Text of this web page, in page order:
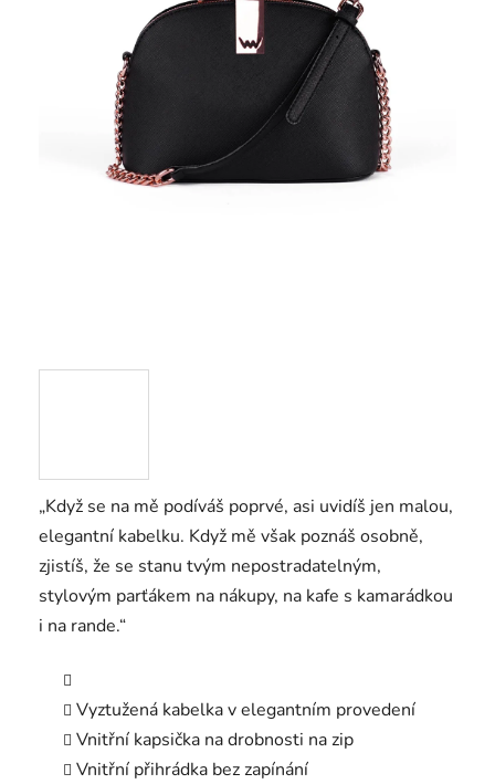
„Když se na mě podíváš poprvé, asi uvidíš jen malou,
elegantní kabelku. Když mě však poznáš osobně,
zjistíš, že se stanu tvým nepostradatelným,
stylovým parťákem na nákupy, na kafe s kamarádkou
i na rande.“
Vyztužená kabelka v elegantním provedení
Vnitřní kapsička na drobnosti na zip
Vnitřní přihrádka bez zapínání